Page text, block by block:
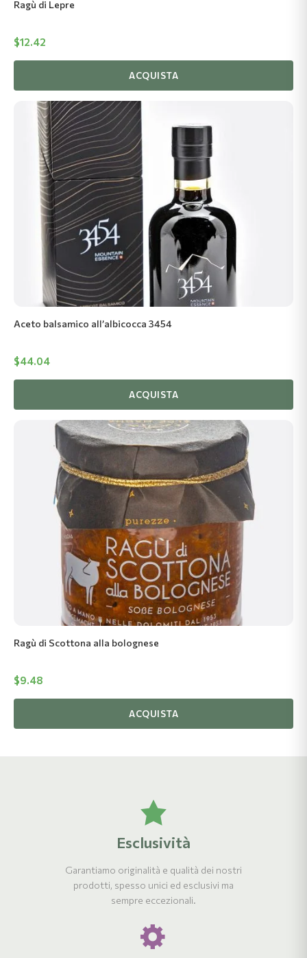
Ragù di Lepre
$12.42
ACQUISTA
Aceto balsamico all’albicocca 3454
$44.04
ACQUISTA
Ragù di Scottona alla bolognese
$9.48
ACQUISTA
Esclusività
Garantiamo originalità e qualità dei nostri
prodotti, spesso unici ed esclusivi ma
sempre eccezionali.